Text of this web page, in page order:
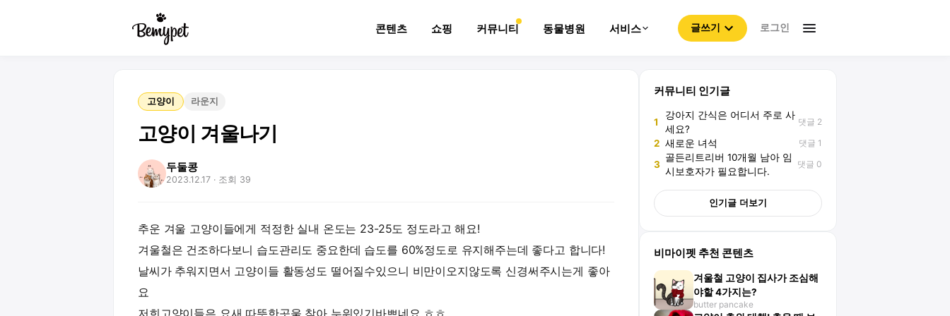
콘텐츠 쇼핑 커뮤니티 동물병원 서비스 글쓰기 로그인
고양이 라운지
고양이 겨울나기
두둘콩
2023.12.17 · 조회 39
추운 겨울 고양이들에게 적정한 실내 온도는 23-25도 정도라고 해요!
겨울철은 건조하다보니 습도관리도 중요한데 습도를 60%정도로 유지해주는데 좋다고 합니다!
날씨가 추워지면서 고양이들 활동성도 떨어질수있으니 비만이오지않도록 신경써주시는게 좋아
요
저희고양이들은 요새 따뜻한곳울 찾아 누워있기바쁘네요 ㅎㅎ
커뮤니티 인기글
1
강아지 간식은 어디서 주로 사
세요?
댓글 2
2 새로운 녀석 댓글 1
3
골든리트리버 10개월 남아 임
시보호자가 필요합니다.
댓글 0
인기글 더보기
비마이펫 추천 콘텐츠
겨울철 고양이 집사가 조심해
야할 4가지는?
butter pancake